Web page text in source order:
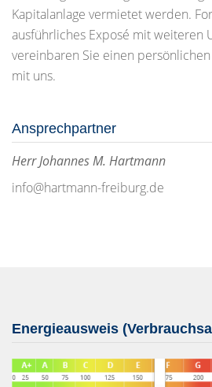
Kapitalanlage vermietet werden.
ausführliches Exposé mit weiteren
vereinbaren Sie einen
mit uns.
Ansprechpartner
Herr Johannes M. Hartmann
info@hartmann-freiburg.de
Energieausweis